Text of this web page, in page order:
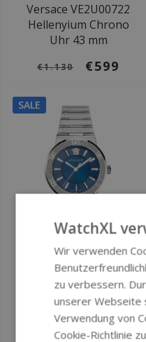
Versace VE2U00722
Hellenyium Chrono
Uhr 43 mm
€1.130 €599
SALE
Ø 38 mm
Versace VEVH00520
Greca Logo
Damenuhr
WatchXL
Wir verwenden
zu verbessern.
unserer Webseite
Verwendung von
Cookie-Richtlinie